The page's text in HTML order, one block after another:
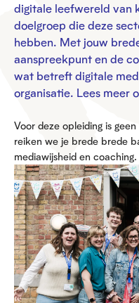
digitale leefwereld van
doelgroep die deze
hebben. Met jouw
aanspreekpunt en de
wat betreft digitale
organisatie. Lees meer
Voor deze opleiding is
reiken we je brede brede
mediawijsheid en coaching.